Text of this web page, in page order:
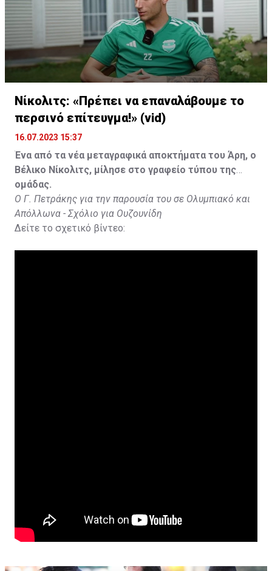
Νίκολιτς: «Πρέπει να επαναλάβουμε το
περσινό επίτευγμα!» (vid)
16.07.2023 15:37
Ένα από τα νέα μεταγραφικά αποκτήματα του Άρη, ο
Βέλικο Νίκολιτς, μίλησε στο γραφείο τύπου της
ομάδας.
Ο Γ. Πετράκης για την παρουσία του σε Ολυμπιακό και
Απόλλωνα - Σχόλιο για Ουζουνίδη
Δείτε το σχετικό βίντεο: